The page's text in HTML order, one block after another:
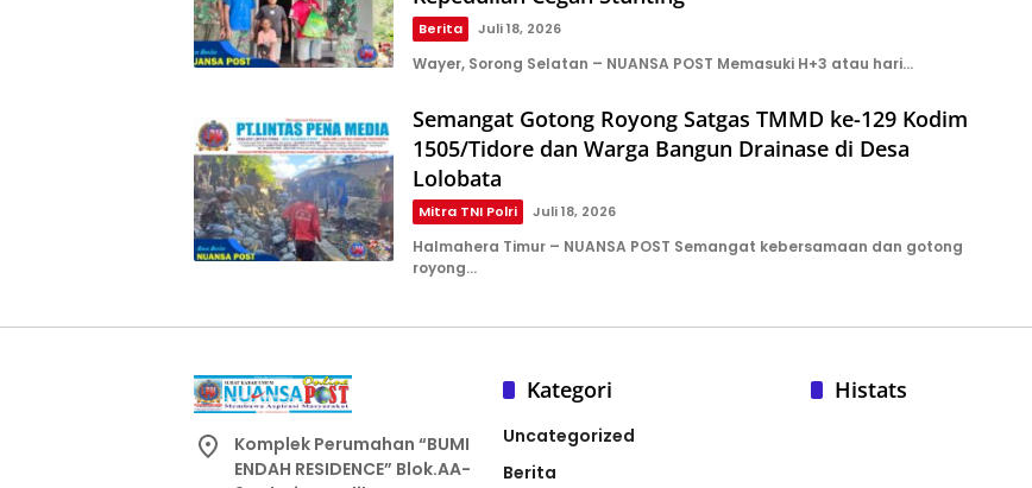
Berita Juli 18, 2026
Wayer, Sorong Selatan – NUANSA POST Memasuki H+3 atau hari…
Semangat Gotong Royong Satgas TMMD ke-129 Kodim
1505/Tidore dan Warga Bangun Drainase di Desa
Lolobata
Mitra TNI Polri Juli 18, 2026
Halmahera Timur – NUANSA POST Semangat kebersamaan dan gotong
royong…
Komplek Perumahan “BUMI
ENDAH RESIDENCE” Blok.AA-
Kategori
Uncategorized
Berita
Histats